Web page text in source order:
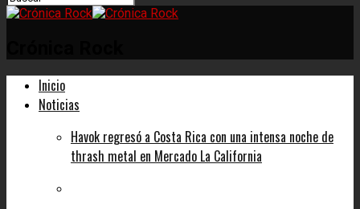
Inicio
Noticias
Havok regresó a Costa Rica con una intensa noche de
thrash metal en Mercado La California